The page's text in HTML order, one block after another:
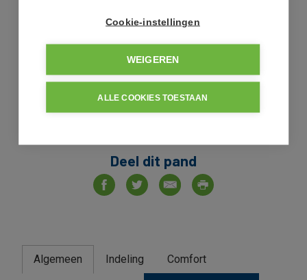
Deel dit pand
Uw makelaar
Rudy Hendrix
011-24 16 01
Algemeen Indeling Comfort
Cookie-instellingen
WEIGEREN
ALLE COOKIES TOESTAAN